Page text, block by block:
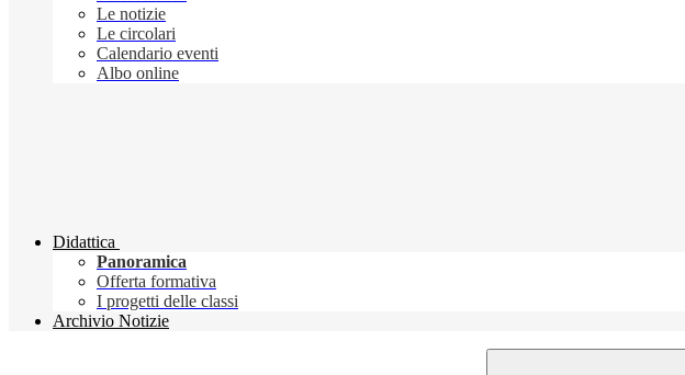
Le notizie
Le circolari
Calendario eventi
Albo online
Didattica
Panoramica
Offerta formativa
I progetti delle classi
Archivio Notizie